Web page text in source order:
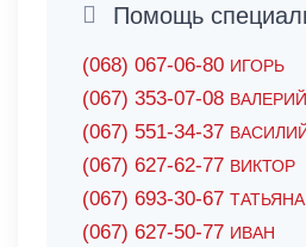
Помощь
(068) 067-06-80 ИГОРЬ
(067) 353-07-08 ВАЛЕРИЙ
(067) 551-34-37
(067) 627-62-77 ВИКТОР
(067) 693-30-67 ТАТЬЯНА
(067) 627-50-77 ИВАН